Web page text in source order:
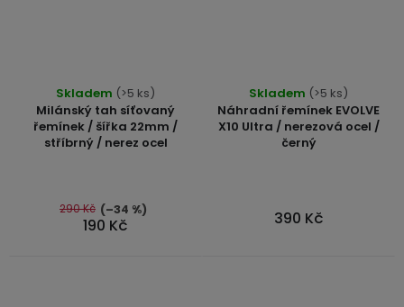
Milánský tah síťovaný
řemínek / šířka 22mm /
stříbrný / nerez ocel
Skladem (>5 ks)
190 Kč
290 Kč (–34 %)
Náhradní řemínek EVOLVE
X10 Ultra / nerezová ocel /
černý
Skladem (>5 ks)
390 Kč